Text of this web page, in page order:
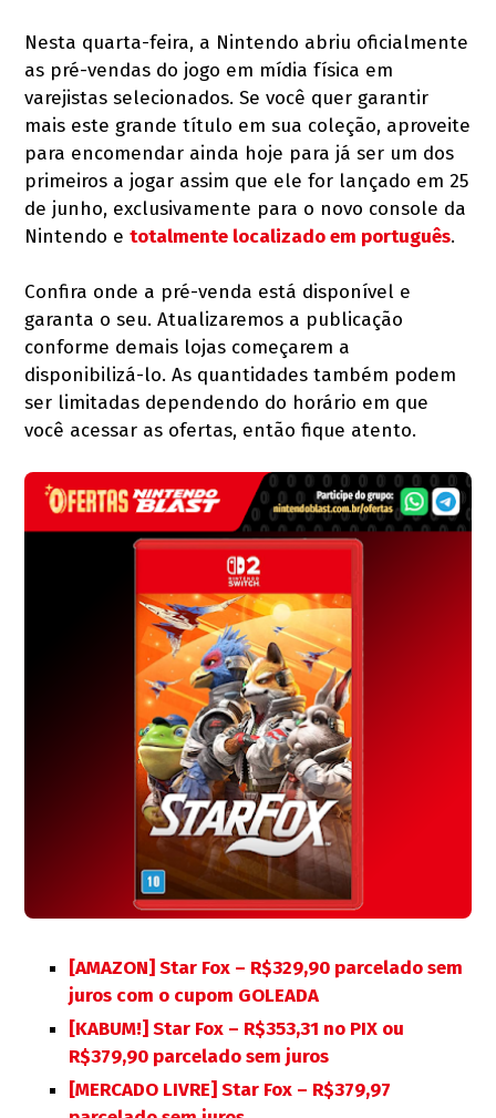
Nesta quarta-feira, a Nintendo abriu oficialmente
as pré-vendas do jogo em mídia física em
varejistas selecionados. Se você quer garantir
mais este grande título em sua coleção, aproveite
para encomendar ainda hoje para já ser um dos
primeiros a jogar assim que ele for lançado em 25
de junho, exclusivamente para o novo console da
Nintendo etotalmente localizado em português.
Confira onde a pré-venda está disponível e
garanta o seu. Atualizaremos a publicação
conforme demais lojas começarem a
disponibilizá-lo. As quantidades também podem
ser limitadas dependendo do horário em que
você acessar as ofertas, então fique atento.
[AMAZON] Star Fox – R$329,90 parcelado sem
juros com o cupom GOLEADA
[KABUM!] Star Fox – R$353,31 no PIX ou
R$379,90 parcelado sem juros
[MERCADO LIVRE] Star Fox – R$379,97